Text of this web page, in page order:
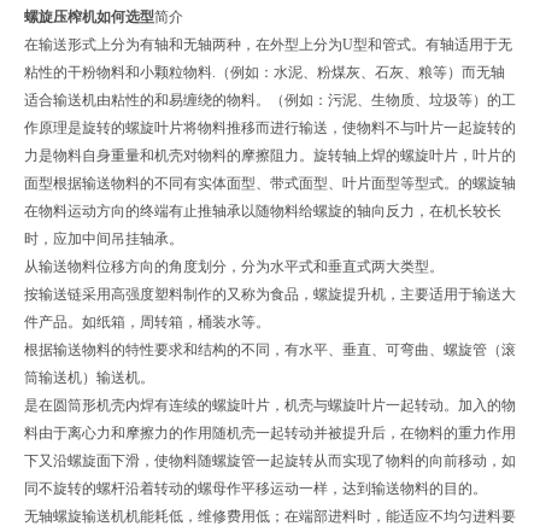
螺旋压榨机如何选型简介
在输送形式上分为有轴和无轴两种，在外型上分为U型和管式。有轴适用于无
粘性的干粉物料和小颗粒物料.（例如：水泥、粉煤灰、石灰、粮等）而无轴
适合输送机由粘性的和易缠绕的物料。（例如：污泥、生物质、垃圾等）的工
作原理是旋转的螺旋叶片将物料推移而进行输送，使物料不与叶片一起旋转的
力是物料自身重量和机壳对物料的摩擦阻力。旋转轴上焊的螺旋叶片，叶片的
面型根据输送物料的不同有实体面型、带式面型、叶片面型等型式。的螺旋轴
在物料运动方向的终端有止推轴承以随物料给螺旋的轴向反力，在机长较长
时，应加中间吊挂轴承。
从输送物料位移方向的角度划分，分为水平式和垂直式两大类型。
按输送链采用高强度塑料制作的又称为食品，螺旋提升机，主要适用于输送大
件产品。如纸箱，周转箱，桶装水等。
根据输送物料的特性要求和结构的不同，有水平、垂直、可弯曲、螺旋管（滚
筒输送机）输送机。
是在圆筒形机壳内焊有连续的螺旋叶片，机壳与螺旋叶片一起转动。加入的物
料由于离心力和摩擦力的作用随机壳一起转动并被提升后，在物料的重力作用
下又沿螺旋面下滑，使物料随螺旋管一起旋转从而实现了物料的向前移动，如
同不旋转的螺杆沿着转动的螺母作平移运动一样，达到输送物料的目的。
无轴螺旋输送机机能耗低，维修费用低；在端部进料时，能适应不均匀进料要